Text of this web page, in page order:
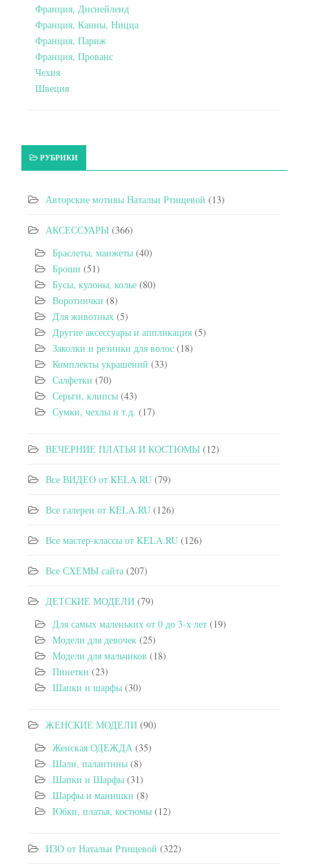
Франция, Диснейленд
Франция, Канны, Ницца
Франция, Париж
Франция, Прованс
Чехия
Швеция
РУБРИКИ
Авторские мотивы Натальи Ртищевой (13)
АКСЕССУАРЫ (366)
Браслеты, манжеты (40)
Броши (51)
Бусы, кулоны, колье (80)
Воротнички (8)
Для животных (5)
Другие аксессуары и аппликация (5)
Заколки и резинки для волос (18)
Комплекты украшений (33)
Салфетки (70)
Серьги, клипсы (43)
Сумки, чехлы и т.д. (17)
ВЕЧЕРНИЕ ПЛАТЬЯ И КОСТЮМЫ (12)
Все ВИДЕО от KELA.RU (79)
Все галереи от KELA.RU (126)
Все мастер-классы от KELA.RU (126)
Все СХЕМЫ сайта (207)
ДЕТСКИЕ МОДЕЛИ (79)
Для самых маленьких от 0 до 3-х лет (19)
Модели для девочек (25)
Модели для мальчиков (18)
Пинетки (23)
Шапки и шарфы (30)
ЖЕНСКИЕ МОДЕЛИ (90)
Женская ОДЕЖДА (35)
Шали, палантины (8)
Шапки и Шарфы (31)
Шарфы и манишки (8)
Юбки, платья, костюмы (12)
ИЗО от Натальи Ртищевой (322)